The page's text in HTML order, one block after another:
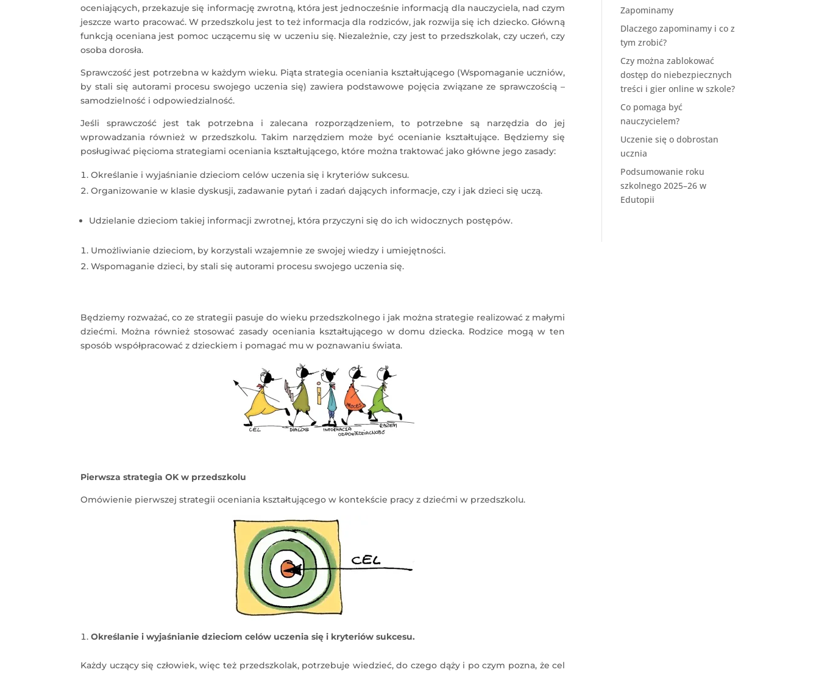
oceniających, przekazuje się informację zwrotną, która jest jednocześnie informacją dla nauczyciela, nad czym
jeszcze warto pracować. W przedszkolu jest to też informacja dla rodziców, jak rozwija się ich dziecko. Główną
funkcją oceniana jest pomoc uczącemu się w uczeniu się. Niezależnie, czy jest to przedszkolak, czy uczeń, czy
osoba dorosła.
Sprawczość jest potrzebna w każdym wieku. Piąta strategia oceniania kształtującego (Wspomaganie uczniów,
by stali się autorami procesu swojego uczenia się) zawiera podstawowe pojęcia związane ze sprawczością –
samodzielność i odpowiedzialność.
Jeśli sprawczość jest tak potrzebna i zalecana rozporządzeniem, to potrzebne są narzędzia do jej
wprowadzania również w przedszkolu. Takim narzędziem może być ocenianie kształtujące. Będziemy się
posługiwać pięcioma strategiami oceniania kształtującego, które można traktować jako główne jego zasady:
Określanie i wyjaśnianie dzieciom celów uczenia się i kryteriów sukcesu.
Organizowanie w klasie dyskusji, zadawanie pytań i zadań dających informacje, czy i jak dzieci się uczą.
Udzielanie dzieciom takiej informacji zwrotnej, która przyczyni się do ich widocznych postępów.
Umożliwianie dzieciom, by korzystali wzajemnie ze swojej wiedzy i umiejętności.
Wspomaganie dzieci, by stali się autorami procesu swojego uczenia się.
Będziemy rozważać, co ze strategii pasuje do wieku przedszkolnego i jak można strategie realizować z małymi
dziećmi. Można również stosować zasady oceniania kształtującego w domu dziecka. Rodzice mogą w ten
sposób współpracować z dzieckiem i pomagać mu w poznawaniu świata.
Pierwsza strategia OK w przedszkolu
Omówienie pierwszej strategii oceniania kształtującego w kontekście pracy z dziećmi w przedszkolu.
Określanie i wyjaśnianie dzieciom celów uczenia się i kryteriów sukcesu.
Każdy uczący się człowiek, więc też przedszkolak, potrzebuje wiedzieć, do czego dąży i po czym pozna, że cel
Zapominamy
Dlaczego zapominamy i co z
tym zrobić?
Czy można zablokować
dostęp do niebezpiecznych
treści i gier online w szkole?
Co pomaga być
nauczycielem?
Uczenie się o dobrostan
ucznia
Podsumowanie roku
szkolnego 2025–26 w
Edutopii